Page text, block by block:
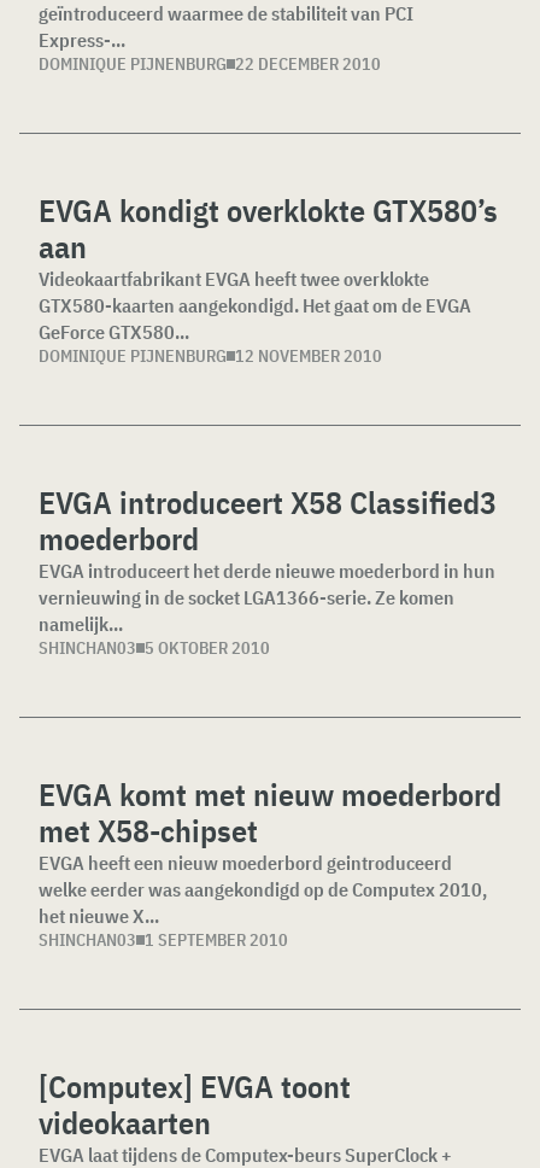
geïntroduceerd waarmee de stabiliteit van PCI
Express-...
DOMINIQUE PIJNENBURG 22 DECEMBER 2010
EVGA kondigt overklokte GTX580’s
aan
Videokaartfabrikant EVGA heeft twee overklokte
GTX580-kaarten aangekondigd. Het gaat om de EVGA
GeForce GTX580...
DOMINIQUE PIJNENBURG 12 NOVEMBER 2010
EVGA introduceert X58 Classified3
moederbord
EVGA introduceert het derde nieuwe moederbord in hun
vernieuwing in de socket LGA1366-serie. Ze komen
namelijk...
SHINCHAN03 5 OKTOBER 2010
EVGA komt met nieuw moederbord
met X58-chipset
EVGA heeft een nieuw moederbord geintroduceerd
welke eerder was aangekondigd op de Computex 2010,
het nieuwe X...
SHINCHAN03 1 SEPTEMBER 2010
[Computex] EVGA toont
videokaarten
EVGA laat tijdens de Computex-beurs SuperClock +